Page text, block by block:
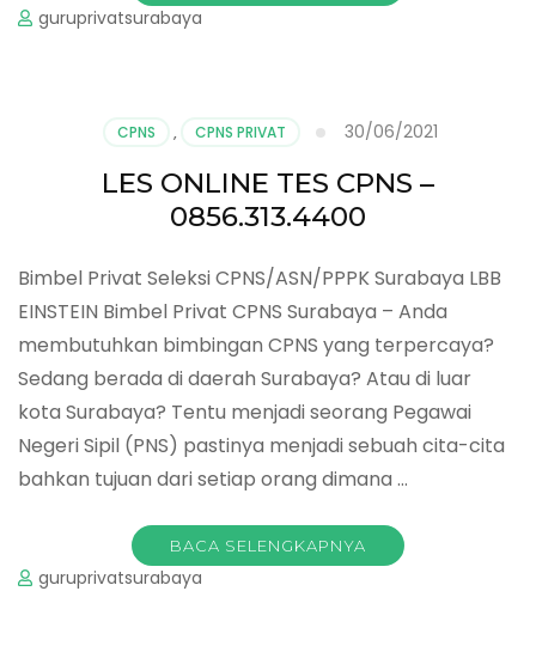
guruprivatsurabaya
CPNS , CPNS PRIVAT 30/06/2021
LES ONLINE TES CPNS –
0856.313.4400
Bimbel Privat Seleksi CPNS/ASN/PPPK Surabaya LBB
EINSTEIN Bimbel Privat CPNS Surabaya – Anda
membutuhkan bimbingan CPNS yang terpercaya?
Sedang berada di daerah Surabaya? Atau di luar
kota Surabaya? Tentu menjadi seorang Pegawai
Negeri Sipil (PNS) pastinya menjadi sebuah cita-cita
bahkan tujuan dari setiap orang dimana …
BACA SELENGKAPNYA
guruprivatsurabaya